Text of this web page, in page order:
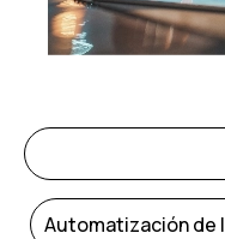
Automatización de